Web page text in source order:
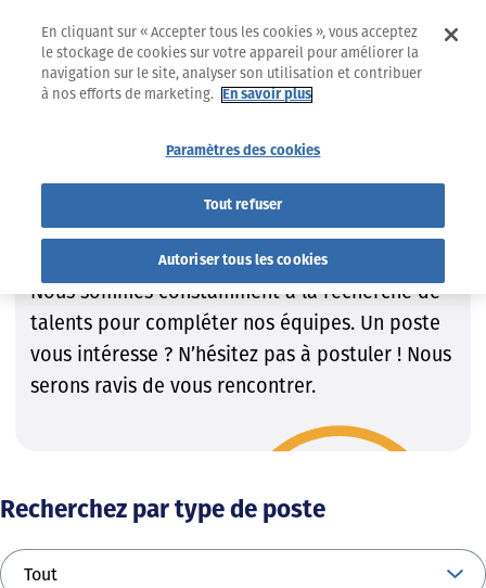
Trouvez le job qui VOUS convient !
Trouvez le job qui VOUS
convient !
Nous sommes constamment à la recherche de
talents pour compléter nos équipes. Un poste
vous intéresse ? N’hésitez pas à postuler ! Nous
serons ravis de vous rencontrer.
Recherchez par type de poste
En cliquant sur « Accepter tous les cookies », vous acceptez
le stockage de cookies sur votre appareil pour améliorer la
navigation sur le site, analyser son utilisation et contribuer
à nos efforts de marketing.
En savoir plus
Paramètres des cookies
Tout refuser
Autoriser tous les cookies